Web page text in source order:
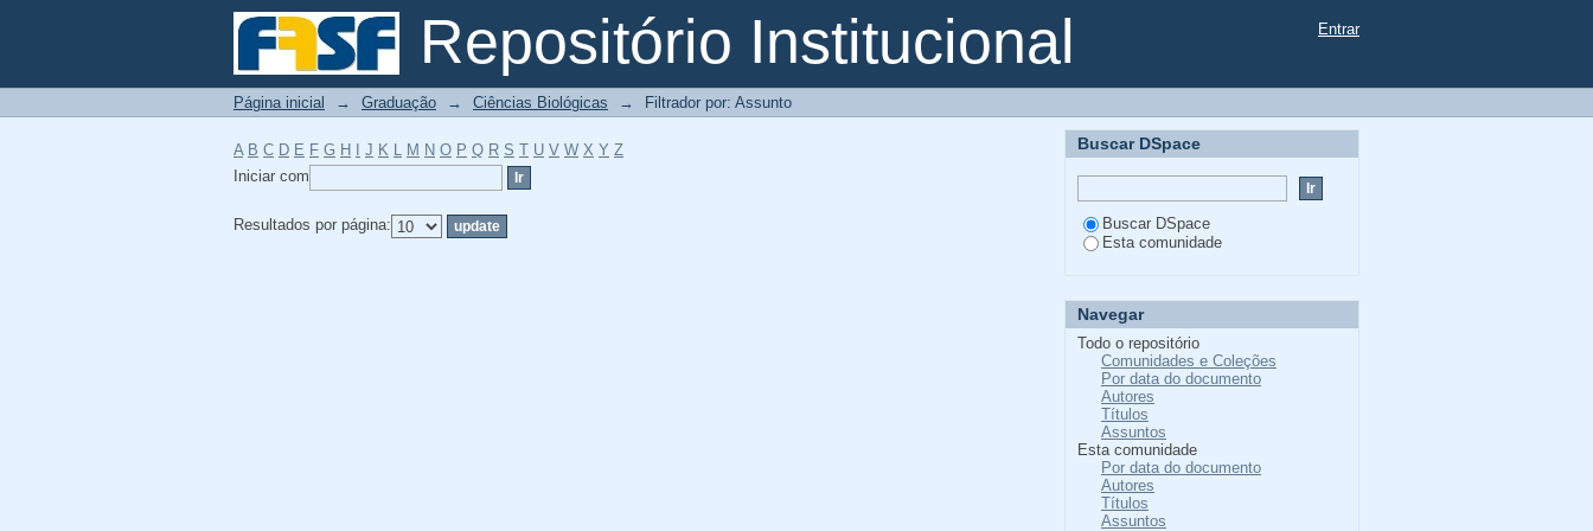
Repositório Institucional
Filtrador por: Assunto Entrar
Página inicial → Graduação → Ciências Biológicas → Filtrador por: Assunto
A B C D E F G H J K L M N O P Q R S T U V W X Y Z
Iniciar com
Resultados por página:
Buscar DSpace
Buscar DSpace
Esta comunidade
Navegar
Todo o repositório
Comunidades e Coleções
Por data do documento
Autores
Títulos
Assuntos
Esta comunidade
Por data do documento
Autores
Títulos
Assuntos